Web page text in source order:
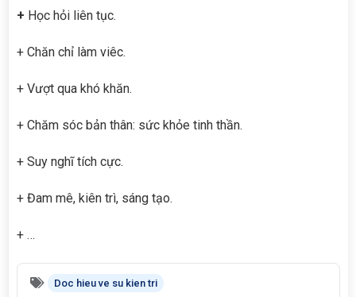
+ Học hỏi liên tục.
+ Chăn chỉ làm viêc.
+ Vượt qua khó khăn.
+ Chăm sóc bản thân: sức khỏe tinh thần.
+ Suy nghĩ tích cực.
+ Đam mê, kiên trì, sáng tạo.
+ …
Doc hieu ve su kien tri